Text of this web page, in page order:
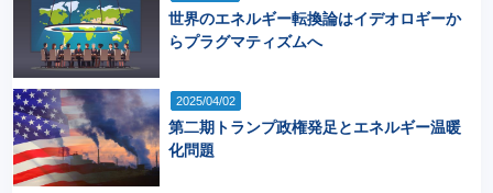
世界のエネルギー転換論はイデオロギーか
らプラグマティズムへ
2025/04/02
第二期トランプ政権発足とエネルギー温暖
化問題